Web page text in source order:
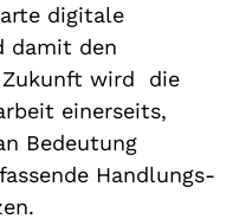
digitale
damit den
Zukunft wird die
einerseits,
Bedeutung
Handlungs-